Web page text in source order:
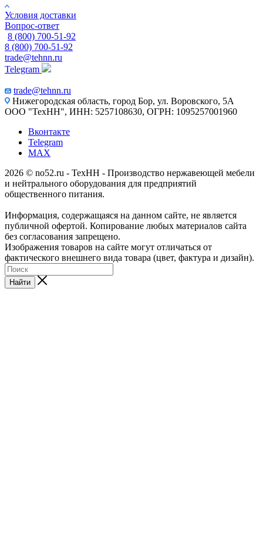
Условия доставки
Вопрос-ответ
8 (800) 700-51-92
8 (800) 700-51-92
trade@tehnn.ru
Telegram
trade@tehnn.ru
Нижегородская область, город Бор, ул. Воровского, 5А
ООО "ТехНН", ИНН: 5257108630, ОГРН: 1095257001960
Вконтакте
Telegram
MAX
2026 © no52.ru - ТехНН - Производство нержавеющей мебели
и нейтрального оборудования для предприятий
общественного питания.
Информация, содержащаяся на данном сайте, не является
публичной офертой. Копирование любых материалов сайта
без согласования запрещено.
Изображения товаров на сайте могут отличаться от
фактического внешнего вида товара (цвет, фактура и дизайн).
Найти